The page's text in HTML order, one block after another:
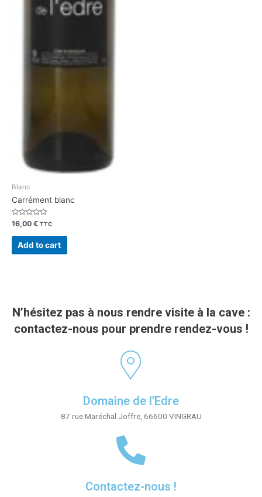
Blanc
Carrément blanc
Rated
0
out
16,00 € TTC
Add to cart
N’hésitez pas à nous rendre visite à la cave :
contactez-nous pour prendre rendez-vous !
Domaine de l’Edre
87 rue Maréchal Joffre, 66600 VINGRAU
Contactez-nous !